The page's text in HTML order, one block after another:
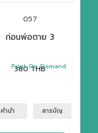
057
ก่อนพ่อตาย 3
380 THB
Print On Demand
คำนำ สารบัญ